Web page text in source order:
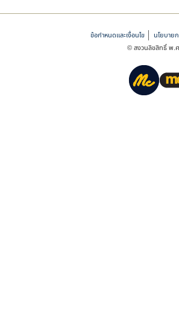
ข้อกำหนดและเงื่อนไข
นโยบาย
© สงวนลิขสิทธิ์ พ.